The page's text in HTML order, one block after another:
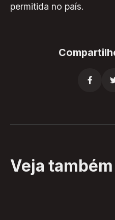
permitida no país.

Veja também